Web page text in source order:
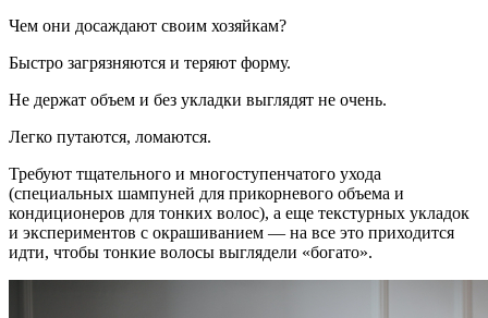
Чем они досаждают своим хозяйкам?
Быстро загрязняются и теряют форму.
Не держат объем и без укладки выглядят не очень.
Легко путаются, ломаются.
Требуют тщательного и многоступенчатого ухода
(специальных шампуней для прикорневого объема и
кондиционеров для тонких волос), а еще текстурных укладок
и экспериментов с окрашиванием — на все это приходится
идти, чтобы тонкие волосы выглядели «богато».